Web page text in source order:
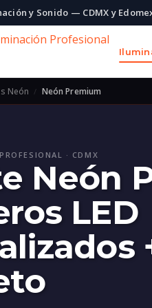
y Sonido — CDMX y
Neón Neón Premium
· CDMX
Neón
LED